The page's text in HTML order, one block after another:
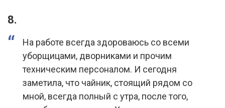
8.
На работе всегда здороваюсь со всеми
уборщицами, дворниками и прочим
техническим персоналом. И сегодня
заметила, что чайник, стоящий рядом со
мной, всегда полный с утра, после того,